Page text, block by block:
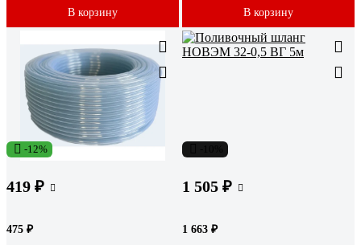
В корзину В корзину
-12%
419 ₽
475 ₽
1 505 ₽
1 663 ₽